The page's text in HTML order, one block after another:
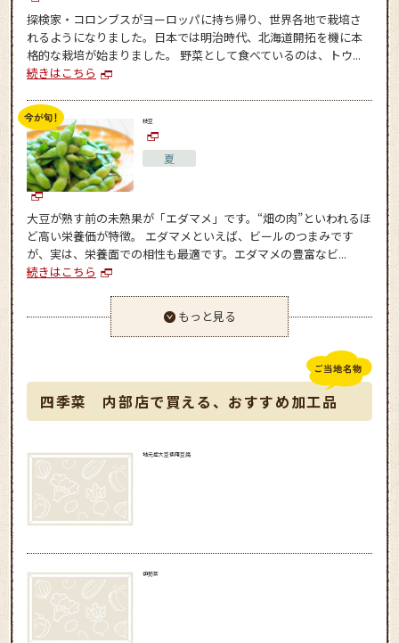
探検家・コロンブスがヨーロッパに持ち帰り、世界各地で栽培さ
れるようになりました。日本では明治時代、北海道開拓を機に本
格的な栽培が始まりました。 野菜として食べているのは、トウ...
続きはこちら
枝豆
夏
大豆が熟す前の未熟果が「エダマメ」です。“畑の肉”といわれるほ
ど高い栄養価が特徴。 エダマメといえば、ビールのつまみです
が、実は、栄養面での相性も最適です。エダマメの豊富なビ...
続きはこちら
もっと見る
四季菜 内部店で買える、おすすめ加工品
地元産大豆使用豆腐
伊勢茶